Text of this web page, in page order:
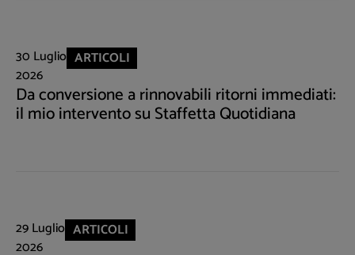
30 Luglio
2026
ARTICOLI
Da conversione a rinnovabili ritorni immediati:
il mio intervento su Staffetta Quotidiana
29 Luglio
2026
ARTICOLI